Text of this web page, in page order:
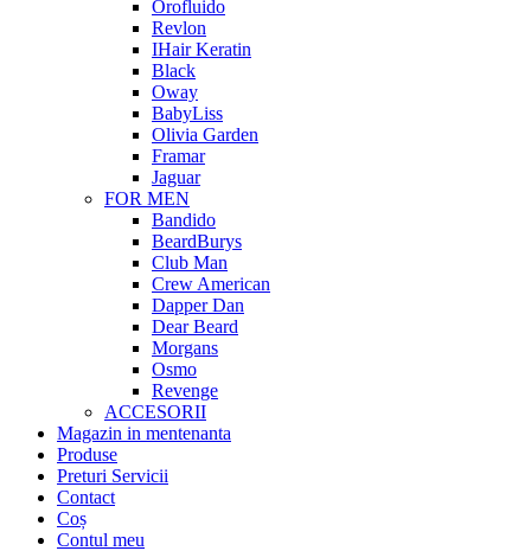
Orofluido
Revlon
IHair Keratin
Black
Oway
BabyLiss
Olivia Garden
Framar
Jaguar
FOR MEN
Bandido
BeardBurys
Club Man
Crew American
Dapper Dan
Dear Beard
Morgans
Osmo
Revenge
ACCESORII
Magazin in mentenanta
Produse
Preturi Servicii
Contact
Coș
Contul meu